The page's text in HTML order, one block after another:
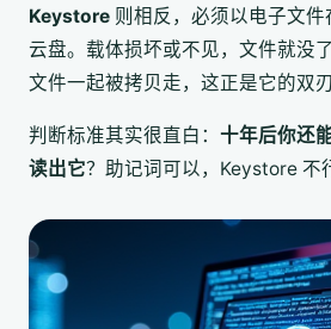
Keystore 则相反，必须以电子文件
云盘。载体损坏或不见，文件就没
文件一起被拷贝走，这正是它的双刃
判断标准其实很直白： 十年后你还
读出它？助记词可以，Keystore 不